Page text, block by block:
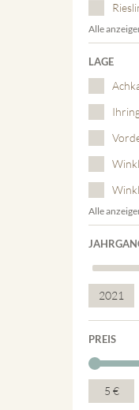
Alle
LAGE
Alle
2021
PREIS
5 €